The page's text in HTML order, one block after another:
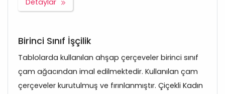
Detaylar
Birinci Sınıf İşçilik
Tablolarda kullanılan ahşap çerçeveler birinci sınıf
çam ağacından imal edilmektedir. Kullanılan çam
çerçeveler kurutulmuş ve fırınlanmıştır. Çiçekli Kadın